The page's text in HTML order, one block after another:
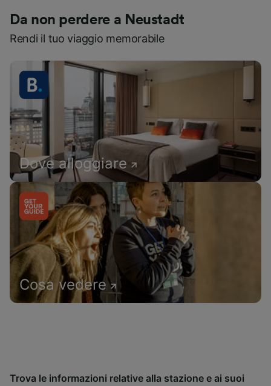
Da non perdere a Neustadt
Rendi il tuo viaggio memorabile
Dove alloggiare
Cosa vedere
Trova le informazioni relative alla stazione e ai suoi